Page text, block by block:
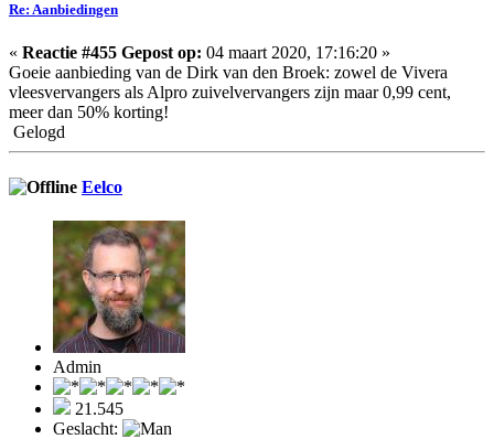
Re: Aanbiedingen
« Reactie #455 Gepost op: 04 maart 2020, 17:16:20 »
Goeie aanbieding van de Dirk van den Broek: zowel de Vivera
vleesvervangers als Alpro zuivelvervangers zijn maar 0,99 cent,
meer dan 50% korting!
Gelogd
Eelco
Admin
21.545
Geslacht: